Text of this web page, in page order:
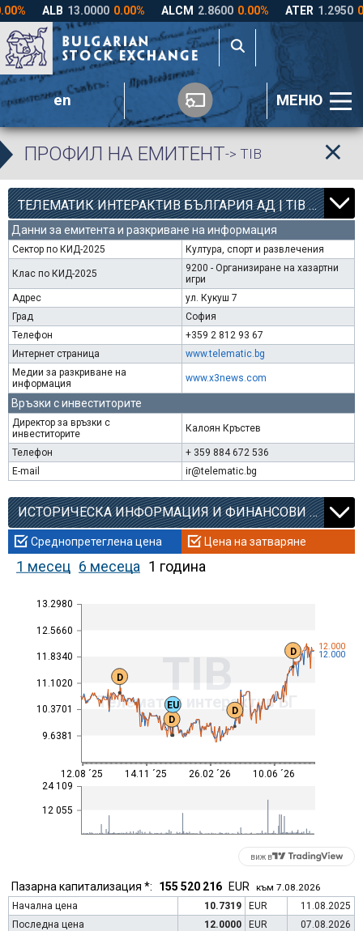
en МЕНЮ
ПРОФИЛ НА ЕМИТЕНТ-> TIB
ТЕЛЕМАТИК ИНТЕРАКТИВ БЪЛГАРИЯ АД | TIB | 12
Данни за емитента и разкриване на информация
Сектор по КИД-2025 Култура, спорт и развлечения
Клас по КИД-2025
9200 - Организиране на хазартни
игри
Адрес
ул. Кукуш 7
Град
София
Телефон
+359 2 812 93 67
Интернет страница
www.telematic.bg
Медии за разкриване на
информация
www.x3news.com
Връзки с инвеститорите
Директор за връзки с
инвеститорите
Калоян Кръстев
Телефон
+ 359 884 672 536
E-mail
ir@telematic.bg
ИСТОРИЧЕСКА ИНФОРМАЦИЯ И ФИНАНСОВИ КОЕФИЦИЕНТИ
Среднопретеглена цена Цена на затваряне
1 месец 6 месеца 1 година
9.6381
10.3701
11.1020
11.8340
12.5660
13.2980
TIB
Телематик интерактив БГ
12 055
24 109
12.000
12.000
12.08 ´25 14.11 ´25 26.02 ´26 10.06 ´26
D
D
EU
D
D
виж в
Пазарна капитализация *: 155 520 216 EUR към 7.08.2026
Начална цена
10.7319 EUR
11.08.2025
Последна цена
12.0000 EUR
07.08.2026